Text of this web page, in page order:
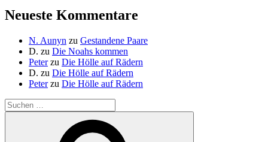
Neueste Kommentare
N. Aunyn zu Gestandene Paare
D. zu Die Noahs kommen
Peterzu Die Hölle auf Rädern
D. zu Die Hölle auf Rädern
Peterzu Die Hölle auf Rädern
Suche
nach: